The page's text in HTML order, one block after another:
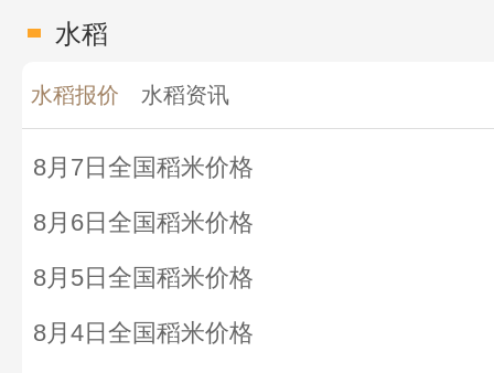
水稻
水稻报价 水稻资讯
8月7日全国稻米价格
8月6日全国稻米价格
8月5日全国稻米价格
8月4日全国稻米价格